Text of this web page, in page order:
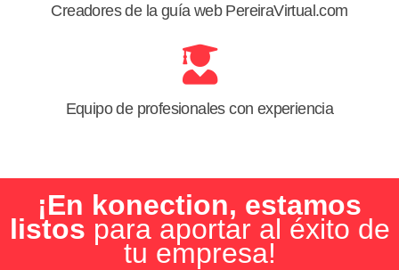
Creadores de la guía web PereiraVirtual.com
Equipo de profesionales con experiencia
¡En konection, estamos
listos para aportar al éxito de
tu empresa!